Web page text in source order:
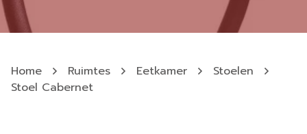
Home Ruimtes Eetkamer
Stoelen
Stoel Cabernet